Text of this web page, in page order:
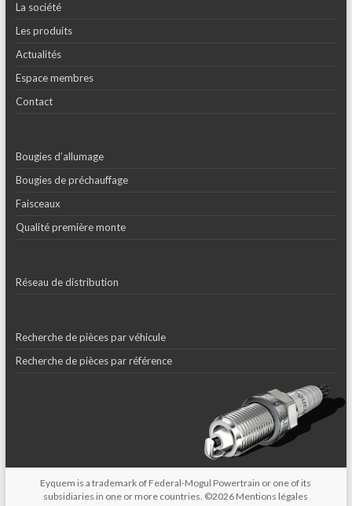
La société
Les produits
Actualités
Espace membres
Contact
Bougies d’allumage
Bougies de préchauffage
Faisceaux
Qualité première monte
Réseau de distribution
Recherche de pièces par véhicule
Recherche de pièces par référence
Eyquem is a trademark of Federal-Mogul Powertrain or one of its
subsidiaries in one or more countries. ©2026 Mentions légales